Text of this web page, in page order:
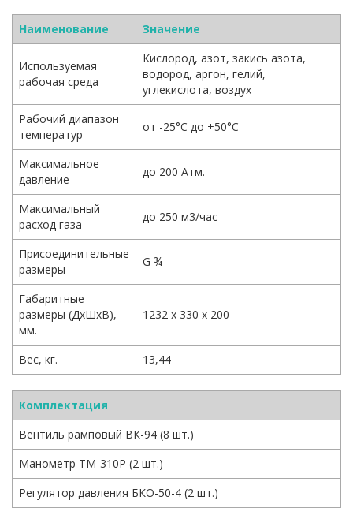
Наименование Значение
Используемая
рабочая среда
Кислород, азот, закись азота,
водород, аргон, гелий,
углекислота, воздух
Рабочий диапазон
температур
от -25°С до +50°С
Максимальное
давление
до 200 Атм.
Максимальный
расход газа
до 250 м3/час
Присоединительные
размеры
G ¾
Габаритные
размеры (ДхШхВ),
мм.
1232 х 330 х 200
Вес, кг. 13,44
Комплектация
Вентиль рамповый ВК-94 (8 шт.)
Манометр ТМ-310Р (2 шт.)
Регулятор давления БКО-50-4 (2 шт.)